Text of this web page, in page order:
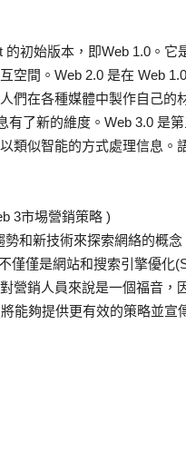
的初始版本，即Web 1.0。
空間。Web 2.0 是在 Web
們在各種媒體中製作自己的
有了新的維度。Web 3.0 是
類似智能的方式處理信息。
3市埸營銷策略 )
和新技術來探索網絡的概
僅僅是網站和搜索引擎優化
營銷人員來說是一個福音，
能夠提供更有效的策略並宣